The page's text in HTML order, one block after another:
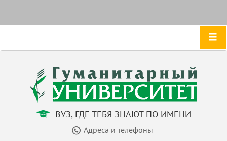
ВУЗ, ГДЕ ТЕБЯ ЗНАЮТ ПО ИМЕНИ
Адреса и телефоны